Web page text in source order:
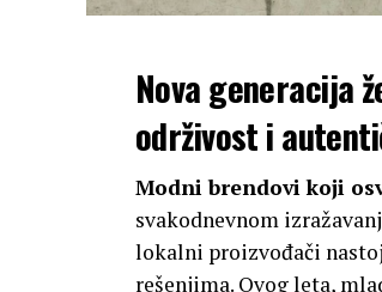
Nova generacija
održivost i
Modni brendovi koji
svakodnevnom
lokalni proizvođači
rešenjima. Ovog leta,